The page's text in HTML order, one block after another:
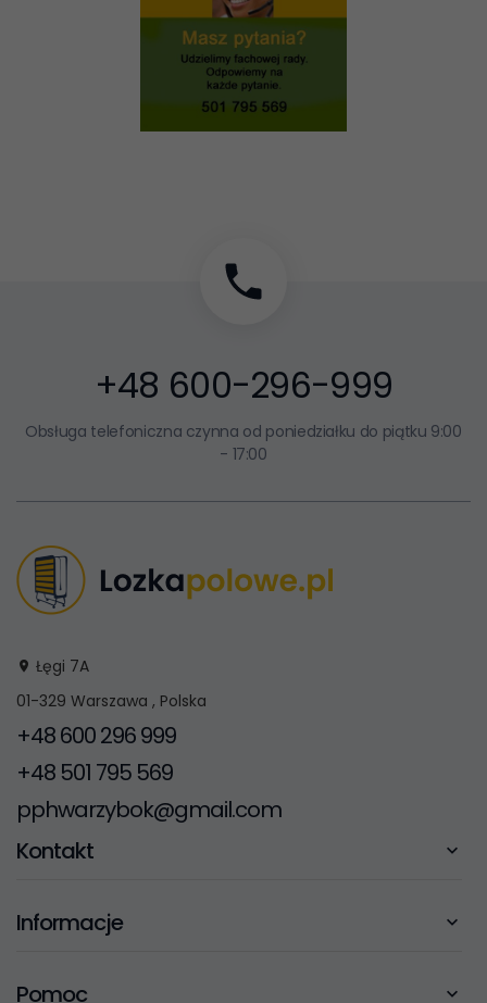
+48 600-296-999
Obsługa telefoniczna czynna od poniedziałku do piątku 9:00
- 17:00
Łęgi 7A
01-329 Warszawa , Polska
+48 600 296 999
+48 501 795 569
pphwarzybok@gmail.com
Kontakt
Informacje
Pomoc